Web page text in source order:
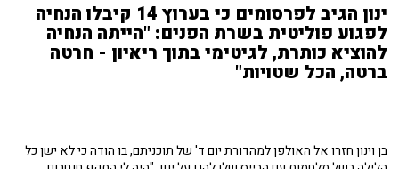
ינון הגיב לפרסומים כי בערוץ 14 קיבלו הנחיה
לפגוע פוליטית בשרת הפנים: "הייתה הנחיה
להוציא כותרת, לגיטימי בתוך ריאיון - חרטה
ברטה, הכל שטויות"
בן וינון חזרו אל האולפן למהדורת יום ד' של תוכניתם, בו הודה כי לא ישן כל